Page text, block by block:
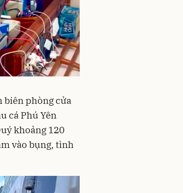
biên phòng cửa
cá Phú Yên
khoảng 120
vào bụng, tình